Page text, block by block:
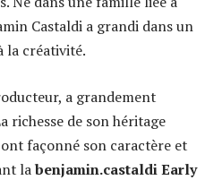
Castaldi a grandi dans un
la créativité.
a grandement
richesse de son héritage
façonné son caractère et
labenjamin.castaldi Early